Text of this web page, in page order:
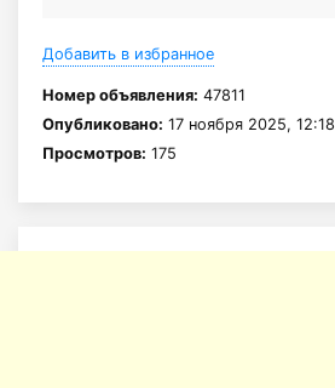
Добавить в избранное
Номер объявления: 47811
Опубликовано: 17 ноября 2025, 12:18
Просмотров: 175